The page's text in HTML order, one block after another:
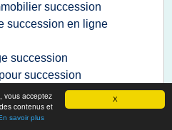
X
vous acceptez
contenus et
savoir plus
succession
succession en ligne
succession
succession
de succession
en france